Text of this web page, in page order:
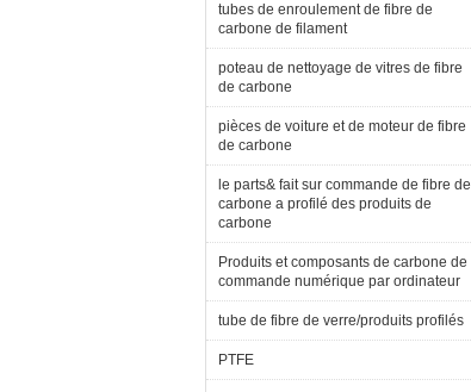
tubes de enroulement de fibre de
carbone de filament
poteau de nettoyage de vitres de fibre
de carbone
pièces de voiture et de moteur de fibre
de carbone
le parts& fait sur commande de fibre de
carbone a profilé des produits de
carbone
Produits et composants de carbone de
commande numérique par ordinateur
tube de fibre de verre/produits profilés
PTFE